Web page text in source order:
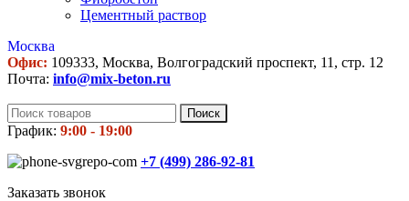
Цементный раствор
Москва
Офис: 109333, Москва, Волгоградский проспект, 11, стр. 12
Почта: info@mix-beton.ru
Поиск
График: 9:00 - 19:00
+7 (499) 286-92-81
Заказать звонок